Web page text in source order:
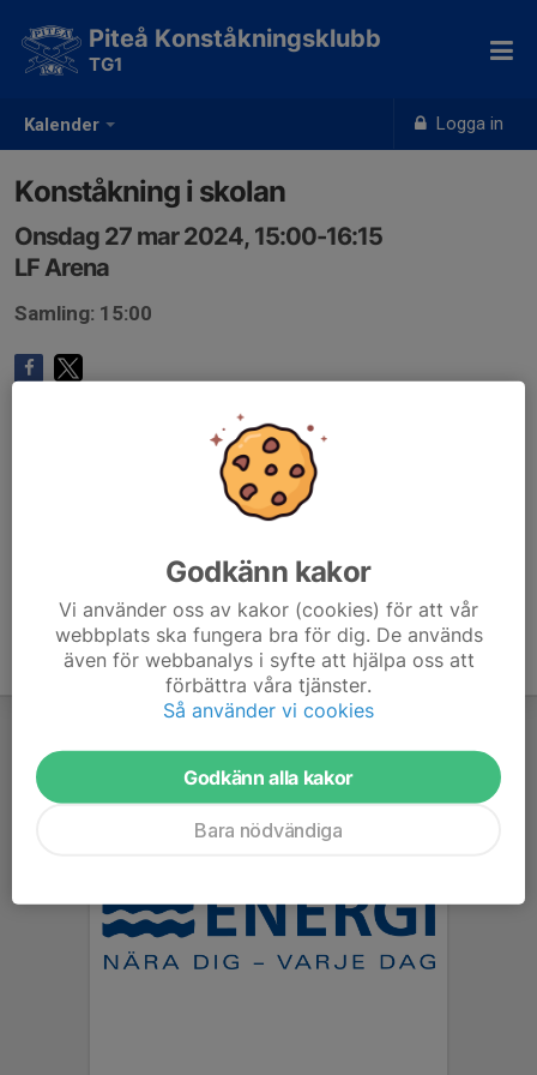
Kalender Logga in
Piteå Konståkningsklubb
TG1
Konståkning i skolan
Onsdag 27 mar 2024, 15:00-16:15
LF Arena
Samling: 15:00
Godkänn kakor
Vi använder oss av kakor (cookies) för att vår
webbplats ska fungera bra för dig. De används
även för webbanalys i syfte att hjälpa oss att
förbättra våra tjänster.
Så använder vi cookies
Godkänn alla kakor
Bara nödvändiga